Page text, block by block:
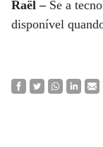
Raël –Se a
disponível